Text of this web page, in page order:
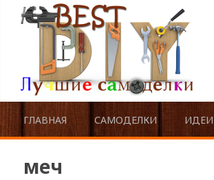
ГЛАВНАЯ САМОДЕЛКИ ИДЕИ
меч